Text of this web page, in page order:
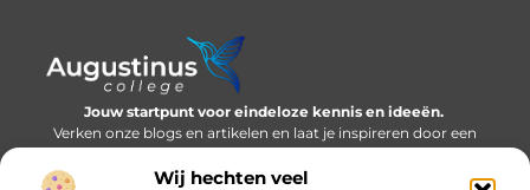
Wij hechten veel
Jouw startpunt voor eindeloze kennis en ideeën.
Verken onze blogs en artikelen en laat je inspireren door een